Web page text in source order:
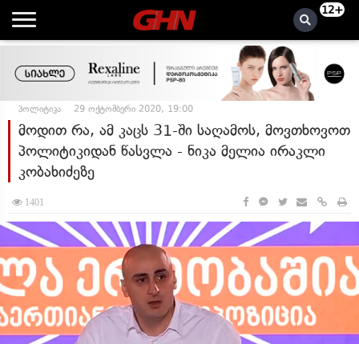
12+
პოლიტიკა 29 ოქტომბერი 2020, 19:00
მოდით რა, ამ კაცს 31-ში საღამოს, მოვთხოვოთ
პოლიტიკიდან წასვლა - ნიკა მელია ირაკლი
კობახიძეზე
1401